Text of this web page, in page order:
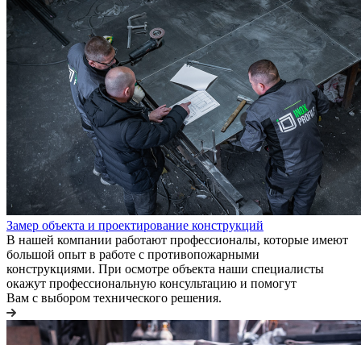
Замер объекта и проектирование конструкций
В нашей компании работают профессионалы, которые имеют
большой опыт в работе с противопожарными
конструкциями. При осмотре объекта наши специалисты
окажут профессиональную консультацию и помогут
Вам с выбором технического решения.